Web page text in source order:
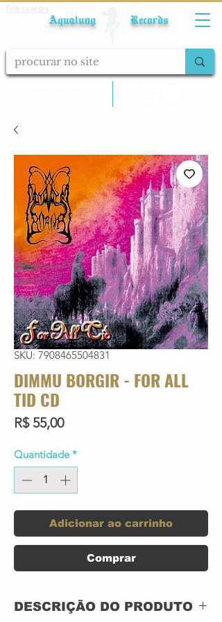
Aqualung Records
SKU: 7908465504831
DIMMU BORGIR - FOR ALL
TID CD
R$ 55,00Preço
Quantidade *
Adicionar ao carrinho
Comprar
DESCRIÇÃO DO PRODUTO